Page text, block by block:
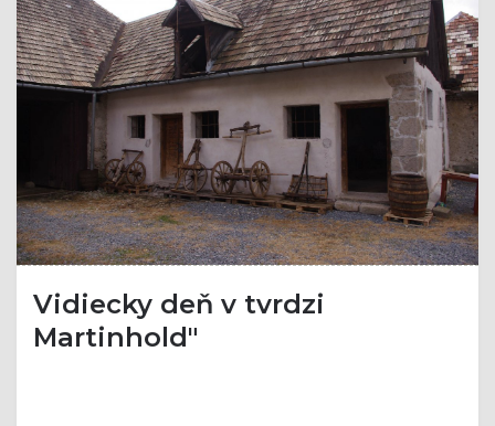
Vidiecky deň v tvrdzi
Martinhold"